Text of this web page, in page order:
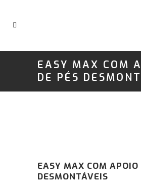
EASY MAX COM
DE PÉS
EASY MAX COM APOIO
DESMONTÁVEIS